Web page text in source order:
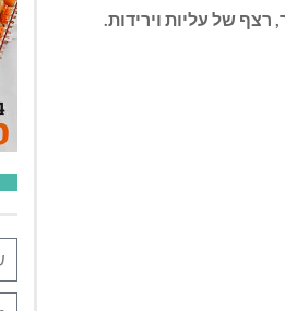
של עליות וירידות.